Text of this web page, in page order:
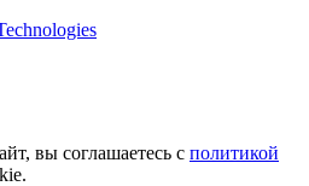
вы соглашаетесь с политикой